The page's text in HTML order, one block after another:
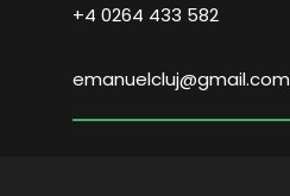
+4 0264 433 582
emanuelcluj@gmail.com